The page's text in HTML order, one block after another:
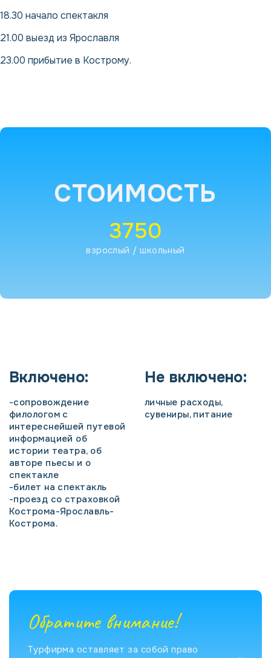
18.30 начало спектакля
21.00 выезд из Ярославля
23.00 прибытие в Кострому.
СТОИМОСТЬ
3750
взрослый / школьный
Включено:
-сопровождение
филологом с
интереснейшей путевой
информацией об
истории театра, об
авторе пьесы и о
спектакле
-билет на спектакль
-проезд со страховкой
Кострома-Ярославль-
Кострома.
Не включено:
личные расходы,
сувениры, питание
Обратите внимание!
Турфирма оставляет за собой право